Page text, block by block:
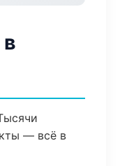
— всё в